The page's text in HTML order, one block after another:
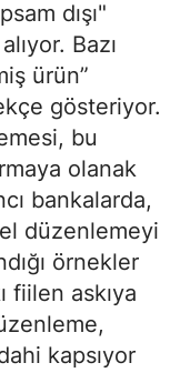
dışı"
Bazı
ürün”
gösteriyor.
bu
olanak
bankalarda,
düzenlemeyi
örnekler
fiilen askıya
kapsıyor